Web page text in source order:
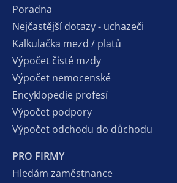
Poradna
Nejčastější dotazy - uchazeči
Kalkulačka mezd / platů
Výpočet čisté mzdy
Výpočet nemocenské
Encyklopedie profesí
Výpočet podpory
Výpočet odchodu do důchodu
PRO FIRMY
Hledám zaměstnance